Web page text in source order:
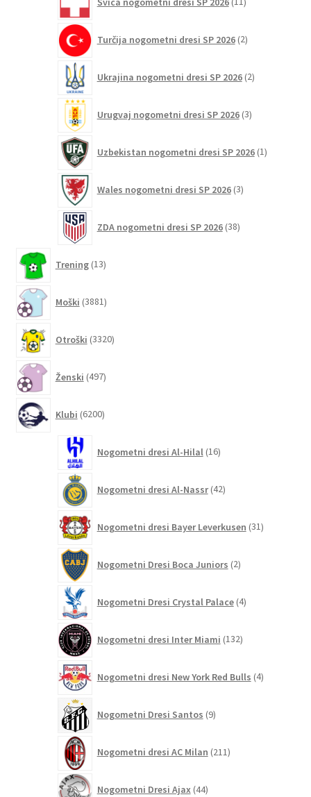
izdelkov
Turčija nogometni dresi SP 2026 2izdelka
Ukrajina nogometni dresi SP 2026 2izdelka
Urugvaj nogometni dresi SP 2026 3izdelki
Uzbekistan nogometni dresi SP 2026 1izdelek
Wales nogometni dresi SP 2026 3izdelki
ZDA nogometni dresi SP 2026 38izdelkov
Trening 13izdelkov
Moški 3881izdelkov
Otroški 3320izdelkov
Ženski 497izdelkov
Klubi 6200izdelkov
Nogometni dresi Al-Hilal 16izdelkov
Nogometni dresi Al-Nassr 42izdelkov
Nogometni dresi Bayer Leverkusen 31izdelkov
Nogometni Dresi Boca Juniors 2izdelka
Nogometni Dresi Crystal Palace 4izdelki
Nogometni dresi Inter Miami 132izdelkov
Nogometni dresi New York Red Bulls 4izdelki
Nogometni Dresi Santos 9izdelkov
Nogometni dresi AC Milan 211izdelkov
Nogometni Dresi Ajax 44